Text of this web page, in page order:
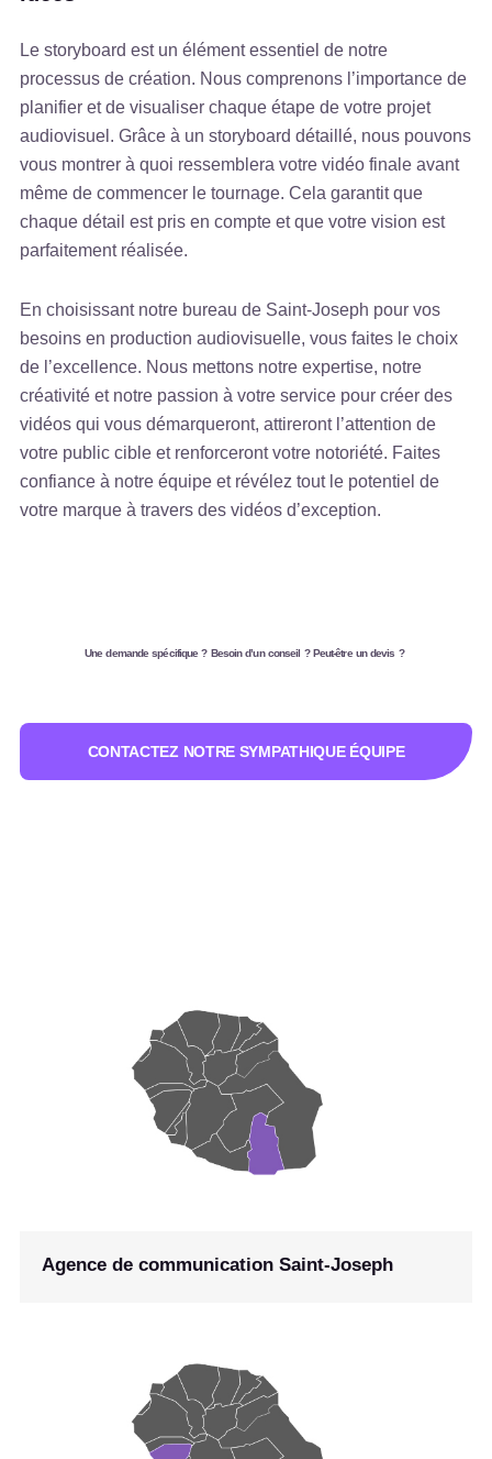
Le storyboard est un élément essentiel de notre
processus de création. Nous comprenons l’importance de
planifier et de visualiser chaque étape de votre projet
audiovisuel. Grâce à un storyboard détaillé, nous pouvons
vous montrer à quoi ressemblera votre vidéo finale avant
même de commencer le tournage. Cela garantit que
chaque détail est pris en compte et que votre vision est
parfaitement réalisée.
En choisissant notre bureau de Saint-Joseph pour vos
besoins en production audiovisuelle, vous faites le choix
de l’excellence. Nous mettons notre expertise, notre
créativité et notre passion à votre service pour créer des
vidéos qui vous démarqueront, attireront l’attention de
votre public cible et renforceront votre notoriété. Faites
confiance à notre équipe et révélez tout le potentiel de
votre marque à travers des vidéos d’exception.
Une demande spécifique ? Besoin d’un conseil ? Peut-être un devis ?
CONTACTEZ NOTRE SYMPATHIQUE ÉQUIPE
Agence de communication Saint-Joseph